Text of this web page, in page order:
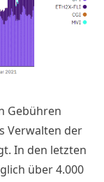
Gebühren
Verwalten der
In den letzten
über 4.000